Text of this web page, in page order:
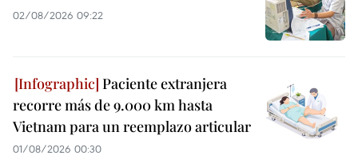
02/08/2026 09:22
Paciente extranjera
recorre más de 9.000 km hasta
Vietnam para un reemplazo articular
01/08/2026 00:30